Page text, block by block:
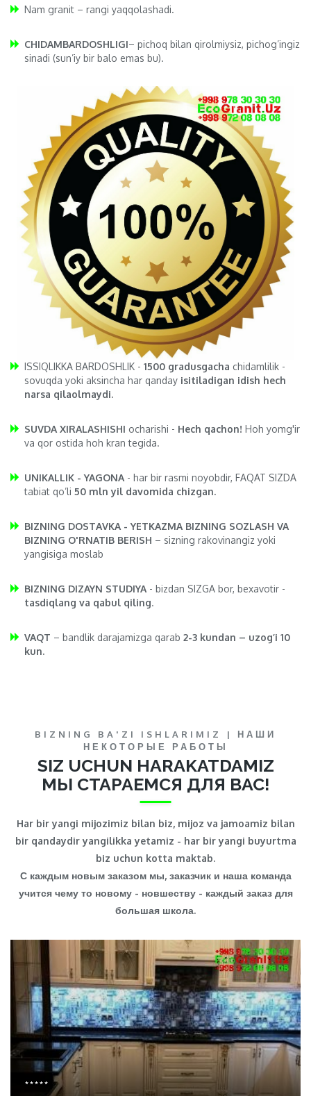
Nam granit – rangi yaqqolashadi.
CHIDAMBARDOSHLIGI– pichoq bilan qirolmiysiz, pichog’ingiz
sinadi (sun’iy bir balo emas bu).
ISSIQLIKKA BARDOSHLIK - 1500 gradusgacha chidamlilik -
sovuqda yoki aksincha har qanday isitiladigan idish hech
narsa qilaolmaydi.
SUVDA XIRALASHISHI ocharishi - Hech qachon! Hoh yomg'ir
va qor ostida hoh kran tegida.
UNIKALLIK - YAGONA - har bir rasmi noyobdir, FAQAT SIZDA
tabiat qo’li 50 mln yil davomida chizgan.
BIZNING DOSTAVKA - YETKAZMA BIZNING SOZLASH VA
BIZNING O'RNATIB BERISH – sizning rakovinangiz yoki
yangisiga moslab
BIZNING DIZAYN STUDIYA - bizdan SIZGA bor, bexavotir -
tasdiqlang va qabul qiling.
VAQT – bandlik darajamizga qarab 2-3 kundan – uzog’i 10
kun.
BIZNING BA'ZI ISHLARIMIZ | НАШИ
НЕКОТОРЫЕ РАБОТЫ
SIZ UCHUN HARAKATDAMIZ
МЫ СТАРАЕМСЯ ДЛЯ ВАС!
Har bir yangi mijozimiz bilan biz, mijoz va jamoamiz bilan
bir qandaydir yangilikka yetamiz - har bir yangi buyurtma
biz uchun kotta maktab.
С каждым новым заказом мы, заказчик и наша команда
учится чему то новому - новшеству - каждый заказ для
большая школа.
*****